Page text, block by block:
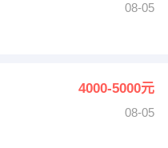
08-05
4000-5000元
08-05